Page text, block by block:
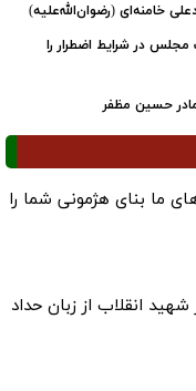
خامنه‌ای (رضوان‌الله‌علیه)
مجلس در شرایط اضطرار را
حسین مظفر
ما بنای هژمونی شما را
انقلاب از زبان حداد